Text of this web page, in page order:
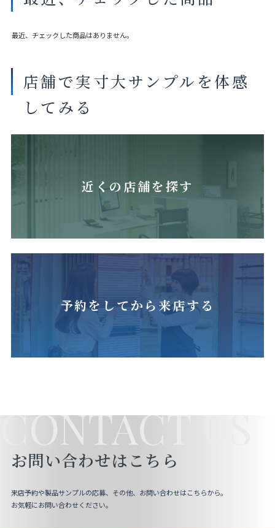
最近、チェックした商品はありません。
店舗で実寸大サンプルを体感
してみる
近くの店舗を探す
予約をしてから来店する
CONTACT US
お問い合わせはこちら
来店予約や製品サンプルの応募、その他、お問い合わせはこちらから。
お気軽にお問い合わせください。